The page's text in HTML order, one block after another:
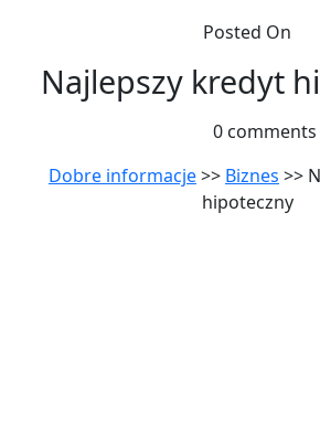
Posted On
Najlepszy kredyt
0 comments
Dobre informacje>> Biznes >>
hipoteczny